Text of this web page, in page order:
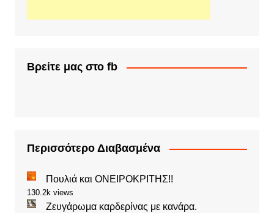
Βρείτε μας στο fb
Περισσότερο Διαβασμένα
Πουλιά και ΟΝΕΙΡΟΚΡΙΤΗΣ!!
130.2k views
Ζευγάρωμα καρδερίνας με κανάρα.